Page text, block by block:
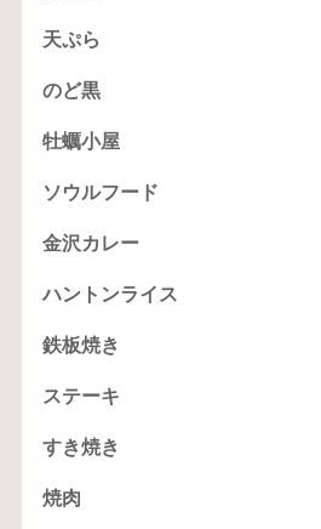
天ぷら
のど黒
牡蠣小屋
ソウルフード
金沢カレー
ハントンライス
鉄板焼き
ステーキ
すき焼き
焼肉